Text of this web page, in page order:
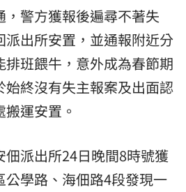
警方獲報後遍尋不著失
出所安置，並通報附近分
班餵牛，意外成為春節期
始終沒有失主報案及出面認
運安置。
佃派出所24日晚間8時號獲
公學路、海佃路4段發現一